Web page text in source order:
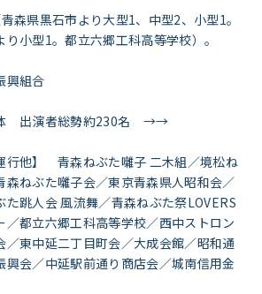
森県黒石市より大型1、中型2、小型1。
小型1。都立六郷工科高等学校）。
興組合
体 出演者総勢約230名 →→
行他】 青森ねぶた囃子 二木組／境松ね
森ねぶた囃子会／東京青森県人昭和会／
跳人会 風流舞／青森ねぶた祭LOVERS
／都立六郷工科高等学校／西中ストロン
／東中延二丁目町会／大成会館／昭和通
興会／中延駅前通り商店会／城南信用金